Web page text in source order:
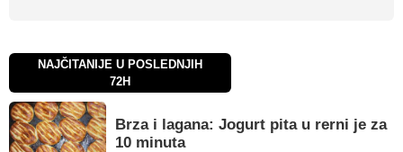
NAJČITANIJE U POSLEDNJIH
72H
Brza i lagana: Jogurt pita u rerni je za
10 minuta